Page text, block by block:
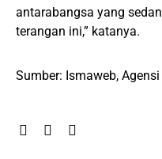
antarabangsa yang
terangan ini,” katanya.
Sumber: Ismaweb, Agensi